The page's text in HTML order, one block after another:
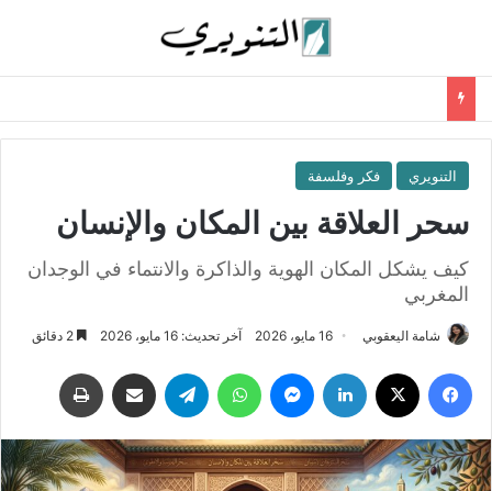
التنويري فكر وفلسفة
سحر العلاقة بين المكان والإنسان
كيف يشكل المكان الهوية والذاكرة والانتماء في الوجدان
المغربي
شامة اليعقوبي 16 مايو، 2026 آخر تحديث: 16 مايو، 2026
فيسبوك لينكدإن ماسنجر واتساب تيلقرام مشاركة عبر البريد